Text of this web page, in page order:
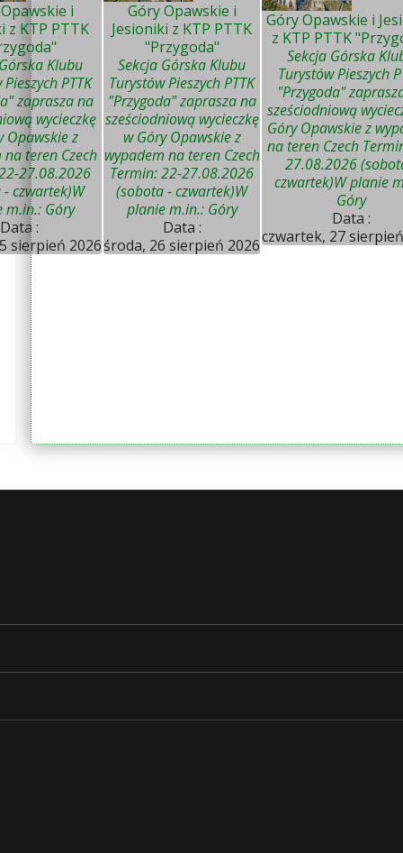
i
z KTP PTTK
Klubu
PTTK
zaprasza na
wycieczkę
Opawskie z
teren Czech
27.08.2026
czwartek)W
m.in.: Góry
Data :
sierpień 2026
Góry Opawskie i
Jesioniki z KTP PTTK
"Przygoda"
Sekcja Górska Klubu
Turystów Pieszych PTTK
"Przygoda" zaprasza na
sześciodniową wycieczkę
w Góry Opawskie z
wypadem na teren Czech
Termin: 22-27.08.2026
(sobota - czwartek)W
planie m.in.: Góry
Data :
środa, 26 sierpień 2026
Góry Opawskie i
z KTP PTTK
Sekcja Górska
Turystów Pieszych
"Przygoda"
sześciodniową
Góry Opawskie z
na teren Czech
27.08.2026
czwartek)W planie
Góry
Data :
czwartek, 27